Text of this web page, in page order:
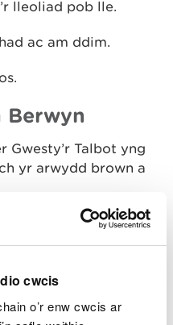
cwcis
o’r enw cwcis ar
lleoliad pob lle.
ac am ddim.
Berwyn
Gwesty’r Talbot yng
yr arwydd brown a
hon am 4 milltir ac
Berwyn ar y dde.